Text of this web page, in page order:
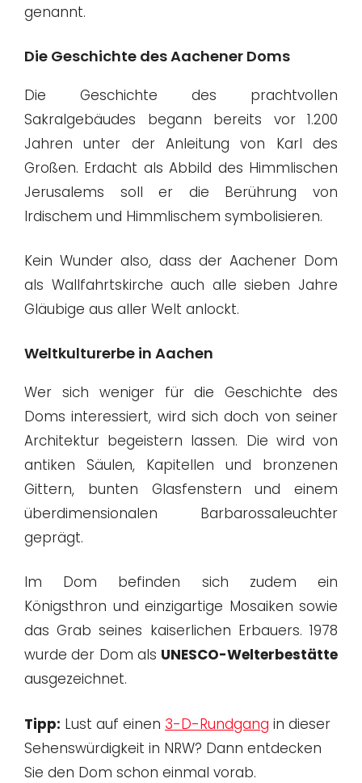
genannt.
Die Geschichte des Aachener Doms
Die Geschichte des prachtvollen
Sakralgebäudes begann bereits vor 1.200
Jahren unter der Anleitung von Karl des
Großen. Erdacht als Abbild des Himmlischen
Jerusalems soll er die Berührung von
Irdischem und Himmlischem symbolisieren.
Kein Wunder also, dass der Aachener Dom
als Wallfahrtskirche auch alle sieben Jahre
Gläubige aus aller Welt anlockt.
Weltkulturerbe in Aachen
Wer sich weniger für die Geschichte des
Doms interessiert, wird sich doch von seiner
Architektur begeistern lassen. Die wird von
antiken Säulen, Kapitellen und bronzenen
Gittern, bunten Glasfenstern und einem
überdimensionalen Barbarossaleuchter
geprägt.
Im Dom befinden sich zudem ein
Königsthron und einzigartige Mosaiken sowie
das Grab seines kaiserlichen Erbauers. 1978
wurde der Dom als UNESCO-Welterbestätte
ausgezeichnet.
Tipp: Lust auf einen 3-D-Rundgang in dieser
Sehenswürdigkeit in NRW? Dann entdecken
Sie den Dom schon einmal vorab.